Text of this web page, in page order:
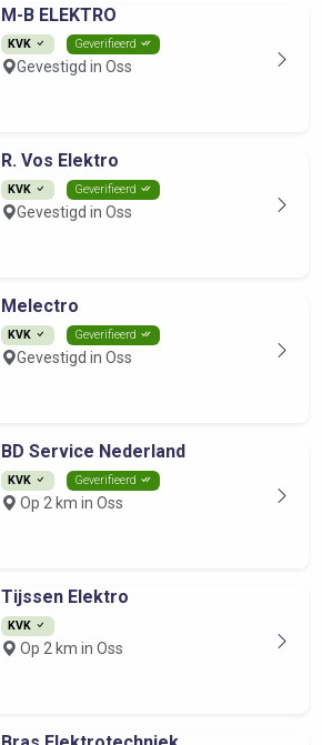
M-B ELEKTRO
KVK Geverifieerd
Gevestigd in Oss
R. Vos Elektro
KVK Geverifieerd
Gevestigd in Oss
Melectro
KVK Geverifieerd
Gevestigd in Oss
BD Service Nederland
KVK Geverifieerd
Op 2 km in Oss
Tijssen Elektro
KVK
Op 2 km in Oss